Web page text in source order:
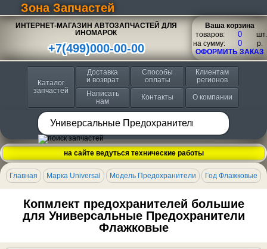
Зона Запчастей
ИНТЕРНЕТ-МАГАЗИН АВТОЗАПЧАСТЕЙ ДЛЯ
ИНОМАРОК
+7(499)000-00-00
Ваша корзина
товаров:
шт.
на сумму:
p.
ОФОРМИТЬ ЗАКАЗ
Каталог
запчастей
Доставка
и возврат
Способы
оплаты
Клиентам
регионов
Написать
нам
Контакты О компании
на сайте ведуться технические работы
Главная Марка Universal Модель Предохранители Год Флажковые
Копмлект предохранителей большие
для Универсальные Предохранители
Флажковые